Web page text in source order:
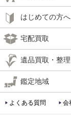
はじめての方へ
宅配買取
遺品買取・整理
鑑定地域
よくある質問 会